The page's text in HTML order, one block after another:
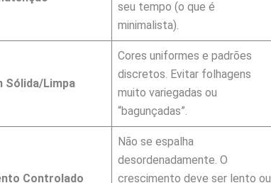
seu tempo (o que é
minimalista).
Sólida/Limpa
Cores uniformes e padrões
discretos. Evitar folhagens
muito variegadas ou
“bagunçadas”.
Controlado
Não se espalha
desordenadamente. O
crescimento deve ser lento ou